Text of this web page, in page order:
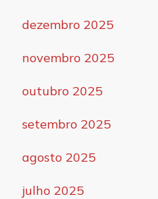
dezembro 2025
novembro 2025
outubro 2025
setembro 2025
agosto 2025
julho 2025